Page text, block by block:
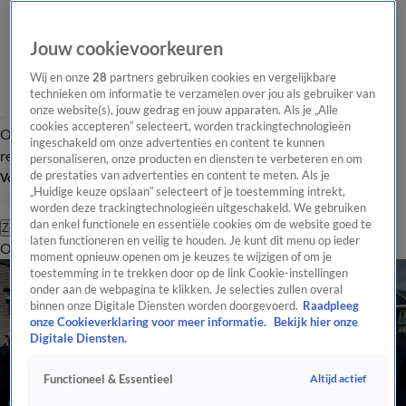
Overzicht Laatste nieuws Regionieuws Het beste van Hart
Tip de
redactie
Volg Hart van Nederland
Zoeken
OverzichtRegioUitzendingenWeerTip de redactiePanelVideo's
Jouw cookievoorkeuren
Wij en onze28 partners gebruiken cookies en vergelijkbare
technieken om informatie te verzamelen over jou als gebruiker van
onze website(s), jouw gedrag en jouw apparaten. Als je „Alle
cookies accepteren” selecteert, worden trackingtechnologieën
ingeschakeld om onze advertenties en content te kunnen
personaliseren, onze producten en diensten te verbeteren en om
de prestaties van advertenties en content te meten. Als je
„Huidige keuze opslaan” selecteert of je toestemming intrekt,
worden deze trackingtechnologieën uitgeschakeld. We gebruiken
dan enkel functionele en essentiële cookies om de website goed te
laten functioneren en veilig te houden. Je kunt dit menu op ieder
moment opnieuw openen om je keuzes te wijzigen of om je
toestemming in te trekken door op de link Cookie-instellingen
onder aan de webpagina te klikken. Je selecties zullen overal
binnen onze Digitale Diensten worden doorgevoerd. Raadpleeg
onze Cookieverklaring voor meer informatie.
Bekijk hier onze
Digitale Diensten.
Functioneel & Essentieel Altijd actief